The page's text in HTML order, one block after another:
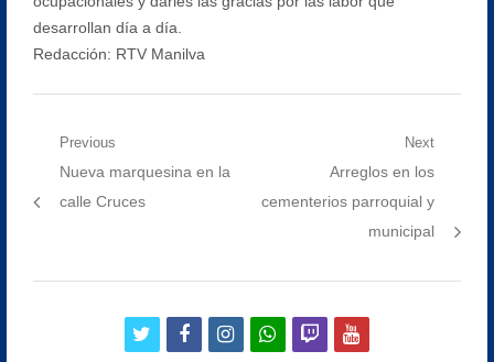
desarrollan día a día.
Redacción: RTV Manilva
Navegación
Previous
Previous
post:
Nueva marquesina en la
calle Cruces
Next
Next
post:
Arreglos en los
cementerios parroquial y
municipal
twitterfacebookinstagramwhatsapp
twitchyoutube